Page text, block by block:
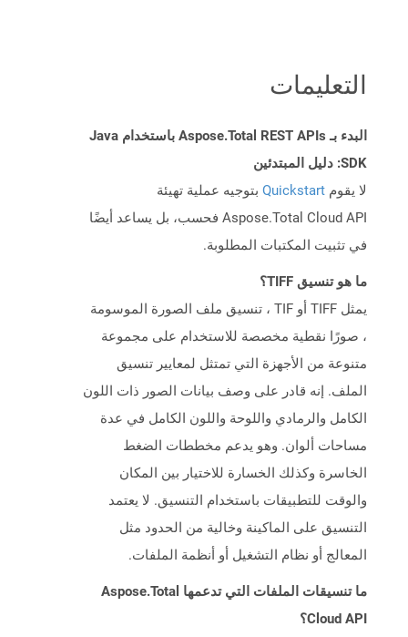
التعليمات
البدء بـ Aspose.Total REST APIs باستخدام Java
SDK: دليل المبتدئين
لا يقوم Quickstart بتوجيه عملية تهيئة
Aspose.Total Cloud API فحسب، بل يساعد أيضًا
في تثبيت المكتبات المطلوبة.
ما هو تنسيق TIFF؟
يمثل TIFF أو TIF ، تنسيق ملف الصورة الموسومة
، صورًا نقطية مخصصة للاستخدام على مجموعة
متنوعة من الأجهزة التي تمتثل لمعايير تنسيق
الملف. إنه قادر على وصف بيانات الصور ذات اللون
الكامل والرمادي واللوحة واللون الكامل في عدة
مساحات ألوان. وهو يدعم مخططات الضغط
الخاسرة وكذلك الخسارة للاختيار بين المكان
والوقت للتطبيقات باستخدام التنسيق. لا يعتمد
التنسيق على الماكينة وخالية من الحدود مثل
المعالج أو نظام التشغيل أو أنظمة الملفات.
ما تنسيقات الملفات التي تدعمها Aspose.Total
Cloud API؟